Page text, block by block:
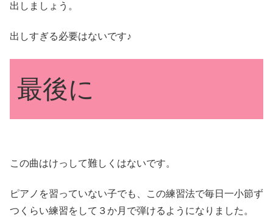
出しましょう。
出しすぎる必要はないです♪
最後に
この曲はけっして難しくはないです。
ピアノを習っていない子でも、この練習法で毎日一小節ず
つくらい練習をして３か月で弾けるようになりました。